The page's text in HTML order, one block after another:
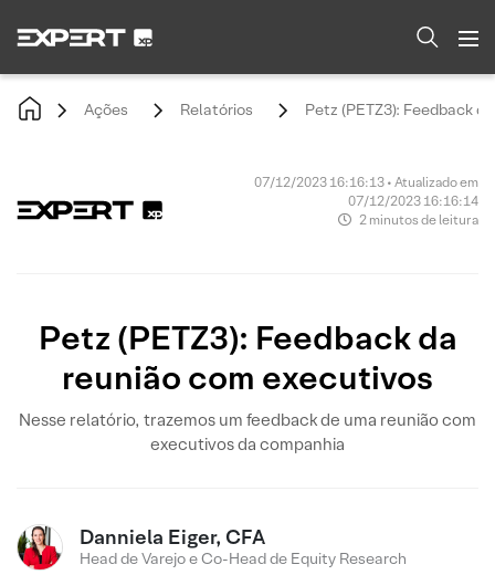
Ações Relatórios Petz (PETZ3): Feedback
07/12/2023 16:16:13 • Atualizado em
07/12/2023 16:16:14
2 minutos de leitura
Petz (PETZ3): Feedback da
reunião com executivos
Nesse relatório, trazemos um feedback de uma reunião com
executivos da companhia
Danniela Eiger, CFA
Head de Varejo e Co-Head de Equity Research